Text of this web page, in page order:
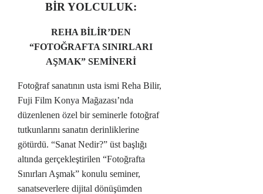
BİR YOLCULUK:
REHA BİLİR’DEN
“FOTOĞRAFTA SINIRLARI
AŞMAK” SEMİNERİ
Fotoğraf sanatının usta ismi Reha Bilir,
Fuji Film Konya Mağazası’nda
düzenlenen özel bir seminerle fotoğraf
tutkunlarını sanatın derinliklerine
götürdü. “Sanat Nedir?” üst başlığı
altında gerçekleştirilen “Fotoğrafta
Sınırları Aşmak” konulu seminer,
sanatseverlere dijital dönüşümden